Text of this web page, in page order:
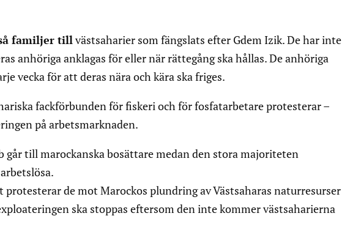
familjer tillvästsaharier som fängslats efter Gdem Izik. De har inte
anhöriga anklagas för eller när rättegång ska hållas. De anhöriga
vecka för att deras nära och kära ska friges.
fackförbunden för fiskeri och för fosfatarbetare protesterar –
på arbetsmarknaden.
går till marockanska bosättare medan den stora majoriteten
de mot Marockos plundring av Västsaharas naturresurser
ska stoppas eftersom den inte kommer västsaharierna